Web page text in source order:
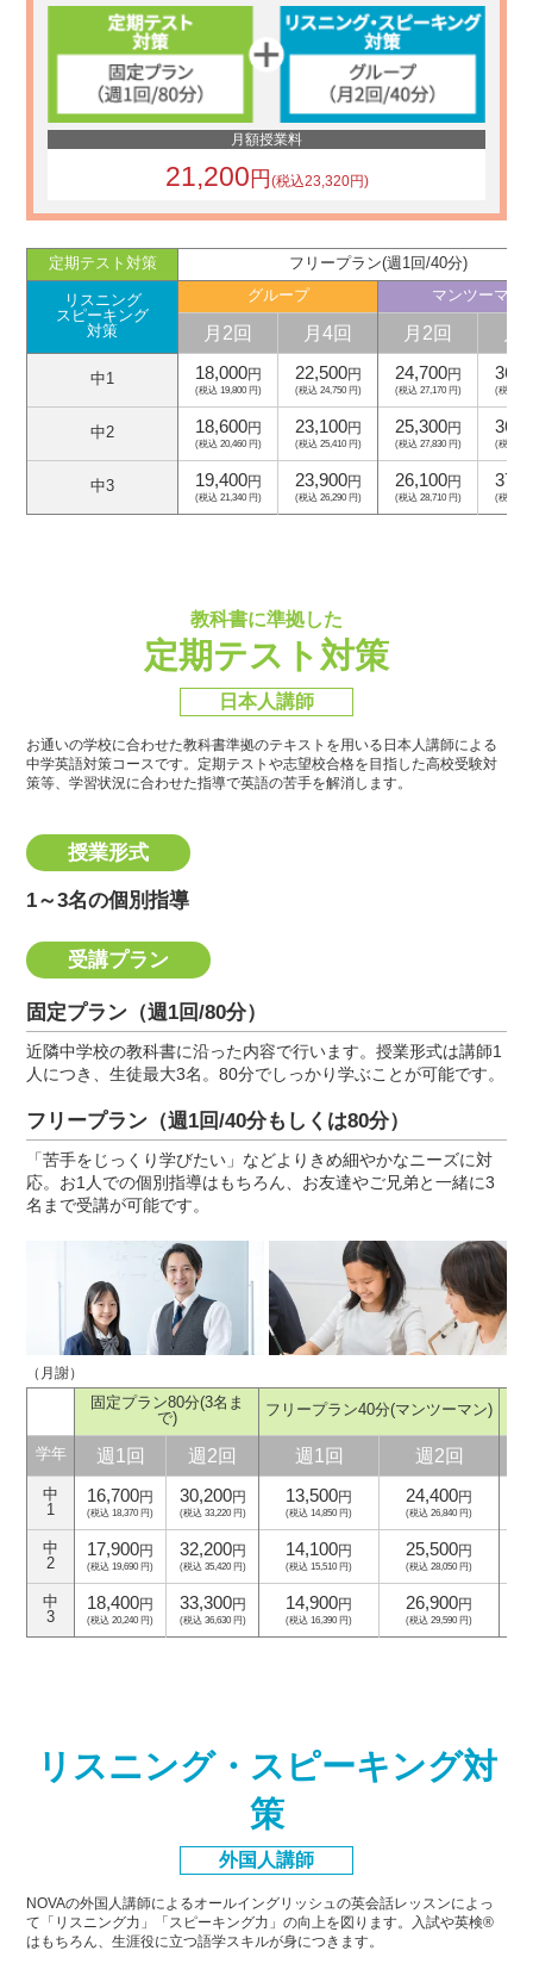
月額授業料
21,200円(税込23,320円)
定期テスト対策 フリープラン(週1回/40分)
リスニング
スピーキング
対策
グループ マンツーマン
月2回 月4回 月2回
中1 18,000円
(税込 19,800 円)
22,500円
(税込 24,750 円)
24,700円
(税込 27,170 円) (税込
中2 18,600円
(税込 20,460 円)
23,100円
(税込 25,410 円)
25,300円
(税込 27,830 円) (税込
中3 19,400円
(税込 21,340 円)
23,900円
(税込 26,290 円)
26,100円
(税込 28,710 円) (税込
教科書に準拠した
定期テスト対策
日本人講師
お通いの学校に合わせた教科書準拠のテキストを用いる日本人講師による
中学英語対策コースです。 定期テストや志望校合格を目指した高校受験対
策等、学習状況に合わせた指導で英語の苦手を解消します。
授業形式
1～3名の個別指導
受講プラン
固定プラン（週1回/80分）
近隣中学校の教科書に沿った内容で行います。授業形式は講師1
人につき、生徒最大3名。80分でしっかり学ぶことが可能です。
フリープラン（週1回/40分もしくは80分）
「苦手をじっくり学びたい」などよりきめ細やかなニーズに対
応。お1人での個別指導はもちろん、お友達やご兄弟と一緒に3
名まで受講が可能です。
（月謝）
固定プラン80分(3名ま
で)
フリープラン40分(マンツーマン)
学年 週1回 週2回 週1回 週2回
中
1
16,700円
(税込 18,370 円)
30,200円
(税込 33,220 円)
13,500円
(税込 14,850 円)
24,400円
(税込 26,840 円)
中
2
17,900円
(税込 19,690 円)
32,200円
(税込 35,420 円)
14,100円
(税込 15,510 円)
25,500円
(税込 28,050 円)
中
3
18,400円
(税込 20,240 円)
33,300円
(税込 36,630 円)
14,900円
(税込 16,390 円)
26,900円
(税込 29,590 円)
リスニング・スピーキング対
策
外国人講師
NOVAの外国人講師によるオールイングリッシュの英会話レッスンによっ
て「リスニング力」「スピーキング力」の向上を図ります。入試や英検®
はもちろん、生涯役に立つ語学スキルが身につきます。